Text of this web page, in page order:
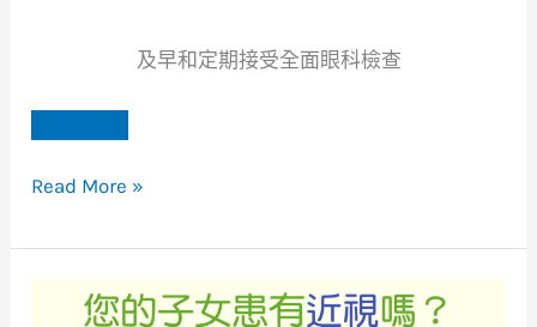
及早和定期接受全面眼科檢查
Read More »